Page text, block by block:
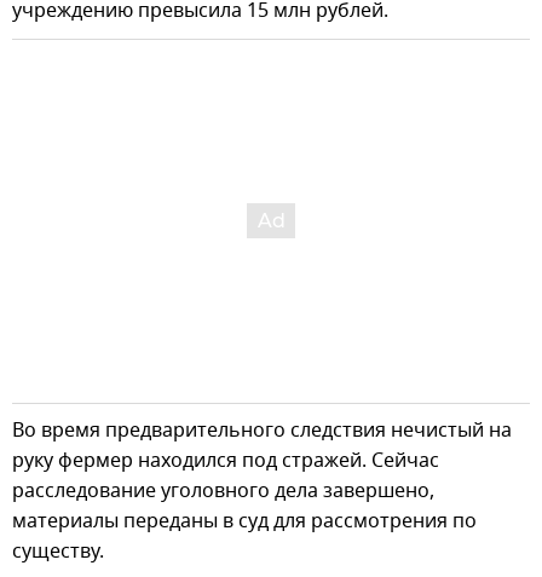
учреждению превысила 15 млн рублей.
Во время предварительного следствия нечистый на
руку фермер находился под стражей. Сейчас
расследование уголовного дела завершено,
материалы переданы в суд для рассмотрения по
существу.